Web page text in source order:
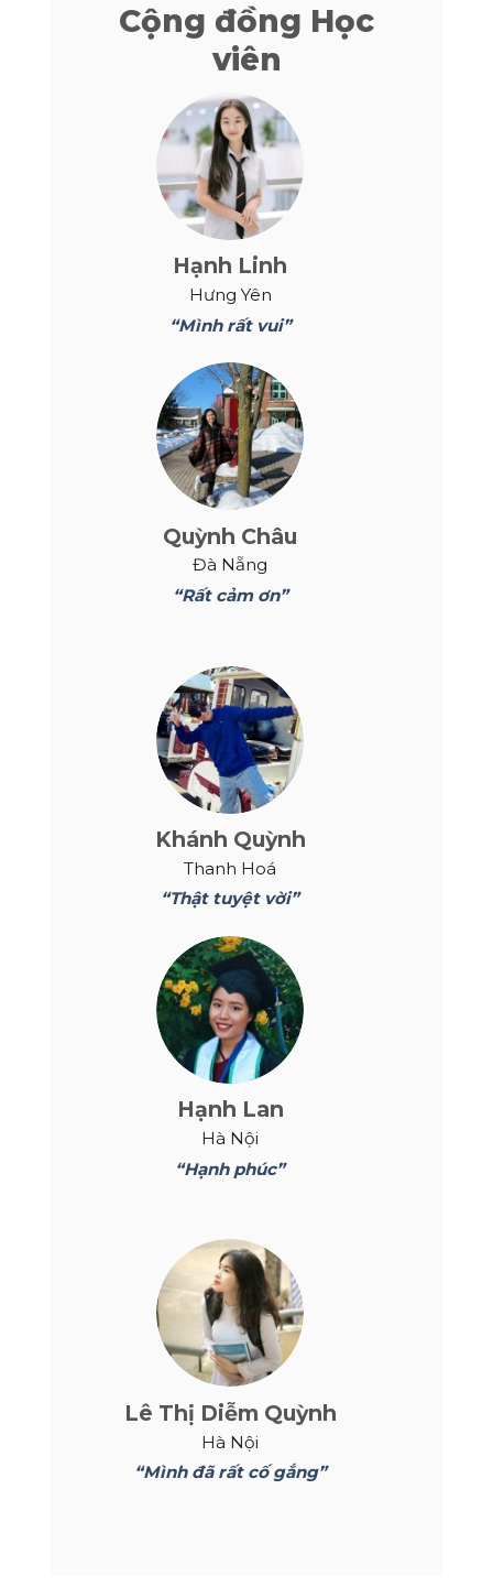
Cộng đồng Học
viên
Hạnh Linh
Hưng Yên
“Mình rất vui”
Quỳnh Châu
Đà Nẵng
“Rất cảm ơn”
Khánh Quỳnh
Thanh Hoá
“Thật tuyệt vời”
Hạnh Lan
Hà Nội
“Hạnh phúc”
Lê Thị Diễm Quỳnh
Hà Nội
“Mình đã rất cố gắng”